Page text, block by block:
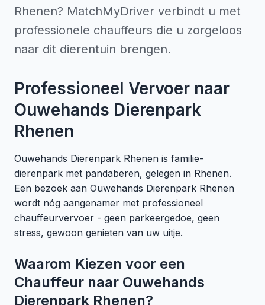
Rhenen? MatchMyDriver verbindt u met
professionele chauffeurs die u zorgeloos
naar dit dierentuin brengen.
Professioneel Vervoer naar
Ouwehands Dierenpark
Rhenen
Ouwehands Dierenpark Rhenen is familie-
dierenpark met pandaberen, gelegen in Rhenen.
Een bezoek aan Ouwehands Dierenpark Rhenen
wordt nóg aangenamer met professioneel
chauffeurvervoer - geen parkeergedoe, geen
stress, gewoon genieten van uw uitje.
Waarom Kiezen voor een
Chauffeur naar Ouwehands
Dierenpark Rhenen?